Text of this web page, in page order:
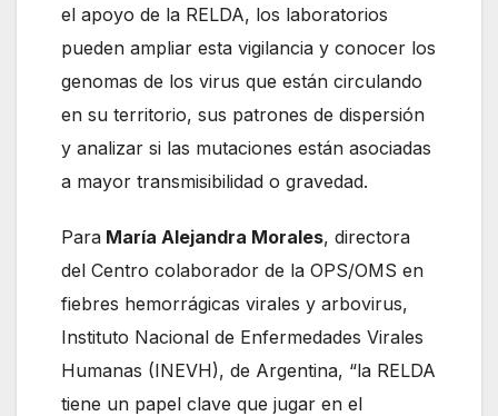
el apoyo de la RELDA, los laboratorios
pueden ampliar esta vigilancia y conocer los
genomas de los virus que están circulando
en su territorio, sus patrones de dispersión
y analizar si las mutaciones están asociadas
a mayor transmisibilidad o gravedad.
Para María Alejandra Morales, directora
del Centro colaborador de la OPS/OMS en
fiebres hemorrágicas virales y arbovirus,
Instituto Nacional de Enfermedades Virales
Humanas (INEVH), de Argentina, “la RELDA
tiene un papel clave que jugar en el